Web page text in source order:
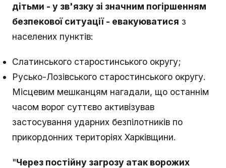
дітьми - у зв'язку зі значним погіршенням
безпекової ситуації - евакуюватися з
населених пунктів:
Слатинського старостинського округу;
Русько-Лозівського старостинського округу.
Місцевим мешканцям нагадали, що останнім
часом ворог суттєво активізував
застосування ударних безпілотників по
прикордонних територіях Харківщини.
"Через постійну загрозу атак ворожих